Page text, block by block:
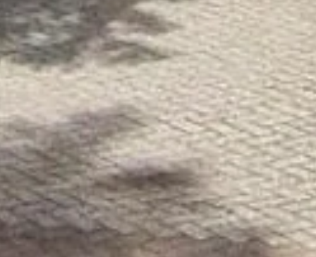
Offerte
Over VM Montage
Neem contact met ons op